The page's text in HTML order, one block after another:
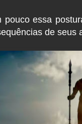
pouco essa
de seus